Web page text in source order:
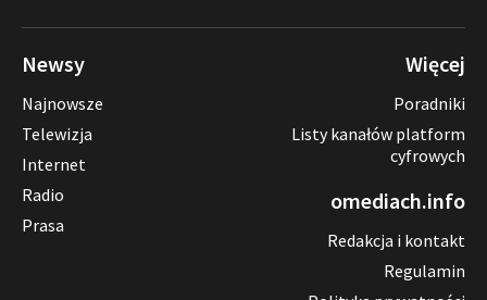
Newsy
Najnowsze
Telewizja
Internet
Radio
Prasa
Więcej
Poradniki
Listy kanałów platform
cyfrowych
omediach.info
Redakcja i kontakt
Regulamin